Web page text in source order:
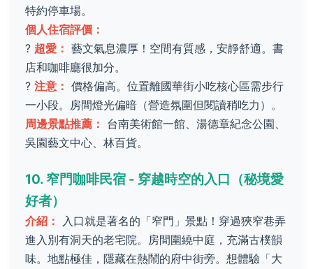
特約停車場。
個人住宿評價：
? 超愛： 藝文氣息濃厚！空間有質感，安靜舒適。書
店和咖啡廳很加分。
? 注意： 價格偏高。位置離國華街小吃核心區需步行
一小段。房間燈光偏暗（營造氛圍但閱讀稍吃力）。
周邊景點推薦： 台南美術館一館、湯德章紀念公園、
吳園藝文中心、林百貨。
10. 窄門咖啡民宿 - 穿越時空的入口（秘境愛
好者）
介紹：
入口就是著名的「窄門」景點！穿過狹窄巷弄
進入別有洞天的老宅院。房間圍繞中庭，充滿古樸韻
味。地點極佳，隱藏在熱鬧的府中街旁。想體驗「大